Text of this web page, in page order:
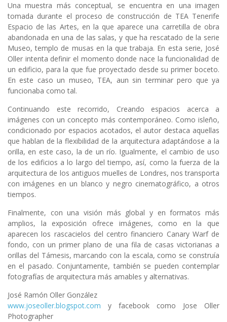
Una muestra más conceptual, se encuentra en una imagen
tomada durante el proceso de construcción de TEA Tenerife
Espacio de las Artes, en la que aparece una carretilla de obra
abandonada en una de las salas, y que ha rescatado de la serie
Museo, templo de musas en la que trabaja. En esta serie, José
Oller intenta definir el momento donde nace la funcionalidad de
un edificio, para la que fue proyectado desde su primer boceto.
En este caso un museo, TEA, aun sin terminar pero que ya
funcionaba como tal.
Continuando este recorrido, Creando espacios acerca a
imágenes con un concepto más contemporáneo. Como isleño,
condicionado por espacios acotados, el autor destaca aquellas
que hablan de la flexibilidad de la arquitectura adaptándose a la
orilla, en este caso, la de un río. Igualmente, el cambio de uso
de los edificios a lo largo del tiempo, así, como la fuerza de la
arquitectura de los antiguos muelles de Londres, nos transporta
con imágenes en un blanco y negro cinematográfico, a otros
tiempos.
Finalmente, con una visión más global y en formatos más
amplios, la exposición ofrece imágenes, como en la que
aparecen los rascacielos del centro financiero Canary Warf de
fondo, con un primer plano de una fila de casas victorianas a
orillas del Támesis, marcando con la escala, como se construía
en el pasado. Conjuntamente, también se pueden contemplar
fotografías de arquitectura más amables y alternativas.
José Ramón Oller González
www.joseoller.blogspot.com y facebook como Jose Oller
Photographer